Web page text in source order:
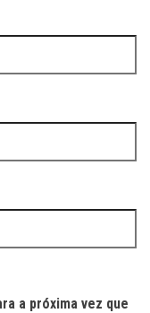
a próxima vez que